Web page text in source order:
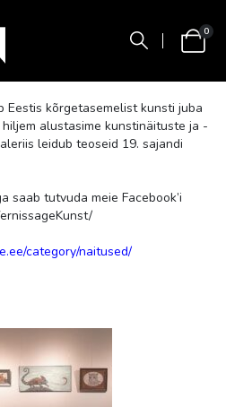
0
Eestis kõrgetasemelist kunsti juba
alustasime kunstinäituste ja -
leidub teoseid 19. sajandi
saab tutvuda meie Facebook’i
category/naitused/